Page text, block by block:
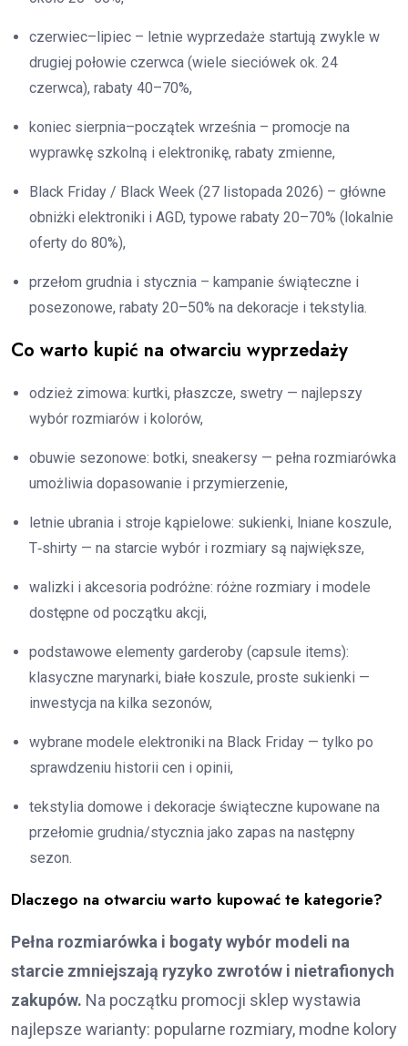
czerwiec–lipiec – letnie wyprzedaże startują zwykle w
drugiej połowie czerwca (wiele sieciówek ok. 24
czerwca), rabaty 40–70%,
koniec sierpnia–początek września – promocje na
wyprawkę szkolną i elektronikę, rabaty zmienne,
Black Friday / Black Week (27 listopada 2026) – główne
obniżki elektroniki i AGD, typowe rabaty 20–70% (lokalnie
oferty do 80%),
przełom grudnia i stycznia – kampanie świąteczne i
posezonowe, rabaty 20–50% na dekoracje i tekstylia.
Co warto kupić na otwarciu wyprzedaży
odzież zimowa: kurtki, płaszcze, swetry — najlepszy
wybór rozmiarów i kolorów,
obuwie sezonowe: botki, sneakersy — pełna rozmiarówka
umożliwia dopasowanie i przymierzenie,
letnie ubrania i stroje kąpielowe: sukienki, lniane koszule,
T‑shirty — na starcie wybór i rozmiary są największe,
walizki i akcesoria podróżne: różne rozmiary i modele
dostępne od początku akcji,
podstawowe elementy garderoby (capsule items):
klasyczne marynarki, białe koszule, proste sukienki —
inwestycja na kilka sezonów,
wybrane modele elektroniki na Black Friday — tylko po
sprawdzeniu historii cen i opinii,
tekstylia domowe i dekoracje świąteczne kupowane na
przełomie grudnia/stycznia jako zapas na następny
sezon.
Dlaczego na otwarciu warto kupować te kategorie?
Pełna rozmiarówka i bogaty wybór modeli na
starcie zmniejszają ryzyko zwrotów i nietrafionych
zakupów. Na początku promocji sklep wystawia
najlepsze warianty: popularne rozmiary, modne kolory